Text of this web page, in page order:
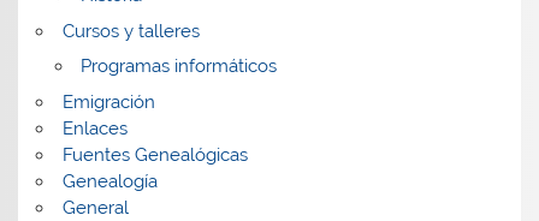
Cursos y talleres
Programas informáticos
Emigración
Enlaces
Fuentes Genealógicas
Genealogía
General